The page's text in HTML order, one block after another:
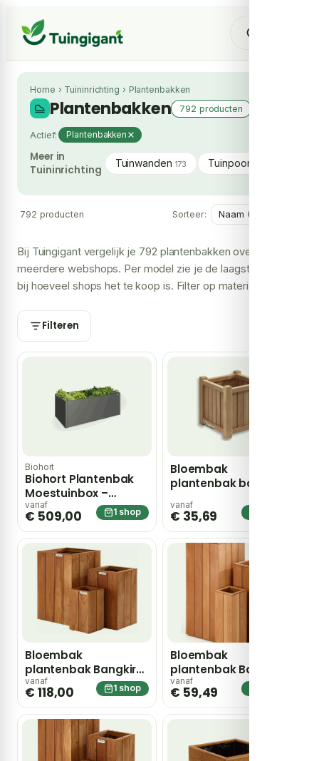
Home › Tuininrichting › Plantenbakken
Plantenbakken 792 producten
Actief: Plantenbakken
Meer in
Tuininrichting
Tuinwanden 173 Tuinpoorten
792 producten Sorteer:
Bij Tuingigant vergelijk je 792 plantenbakken over
meerdere webshops. Per model zie je de laagste prijs en
bij hoeveel shops het te koop is. Filter op materiaal, prijs
Filteren
Biohort
Biohort Plantenbak
Moestuinbox –
grijs;zwart
vanaf
€ 509,00 1 shop
Bloembak
plantenbak bangkirai
35x35x35cm
vanaf
€ 35,69
Bloembak
plantenbak Bangkirai
hardhout
40x40x90cm
vanaf
€ 118,00 1 shop
Bloembak
plantenbak Bangkirai
hardhout 50cm hoog
vanaf
€ 59,49